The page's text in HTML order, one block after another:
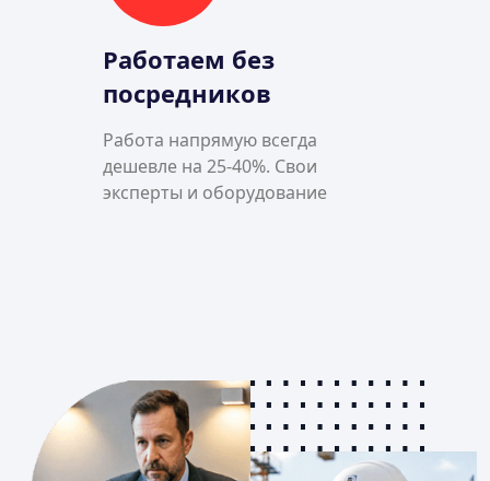
Работаем без
посредников
Работа напрямую всегда
дешевле на 25-40%. Свои
эксперты и оборудование